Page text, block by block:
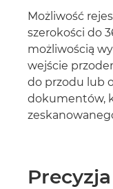
Możliwość
szerokości do
możliwością
wejście
do przodu lub
dokumentów,